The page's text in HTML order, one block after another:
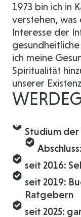
1973 bin ich in
verstehen, was
Interesse der
ich meine
Spiritualität
unserer
Studium
seit 2016:
seit 2019:
Ratgebern
seit 2025: